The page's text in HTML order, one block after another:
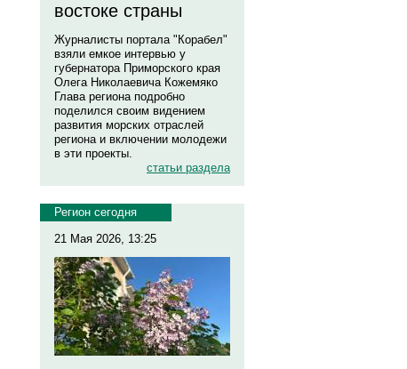
востоке страны
Журналисты портала "Корабел"
взяли емкое интервью у
губернатора Приморского края
Олега Николаевича Кожемяко
Глава региона подробно
поделился своим видением
развития морских отраслей
региона и включении молодежи
в эти проекты.
статьи раздела
Регион сегодня
21 Мая 2026, 13:25